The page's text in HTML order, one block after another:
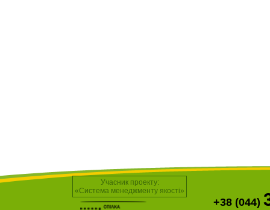
Учасник проекту:
«Система менеджменту якості»
+38 (044)